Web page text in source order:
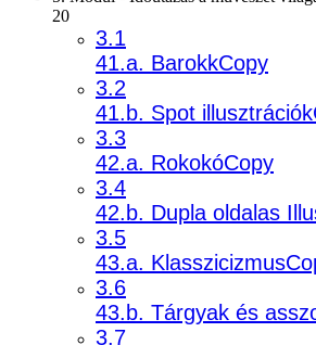
20
3.1
41.a. BarokkCopy
3.2
41.b. Spot
3.3
42.a. RokokóCopy
3.4
42.b. Dupla oldalas
3.5
43.a.
3.6
43.b. Tárgyak és
3.7